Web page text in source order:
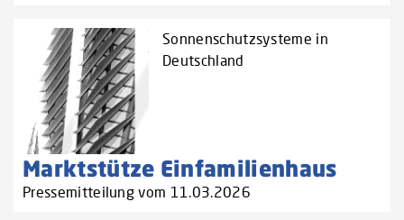
Sonnenschutzsysteme in
Deutschland
Marktstütze Einfamilienhaus
Pressemitteilung vom 11.03.2026